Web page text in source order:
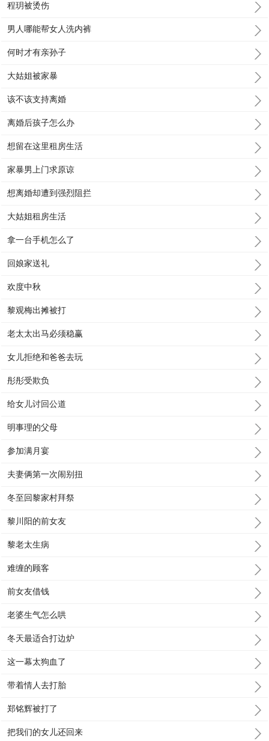
程玥被烫伤
男人哪能帮女人洗内裤
何时才有亲孙子
大姑姐被家暴
该不该支持离婚
离婚后孩子怎么办
想留在这里租房生活
家暴男上门求原谅
想离婚却遭到强烈阻拦
大姑姐租房生活
拿一台手机怎么了
回娘家送礼
欢度中秋
黎观梅出摊被打
老太太出马必须稳赢
女儿拒绝和爸爸去玩
彤彤受欺负
给女儿讨回公道
明事理的父母
参加满月宴
夫妻俩第一次闹别扭
冬至回黎家村拜祭
黎川阳的前女友
黎老太生病
难缠的顾客
前女友借钱
老婆生气怎么哄
冬天最适合打边炉
这一幕太狗血了
带着情人去打胎
郑铭辉被打了
把我们的女儿还回来